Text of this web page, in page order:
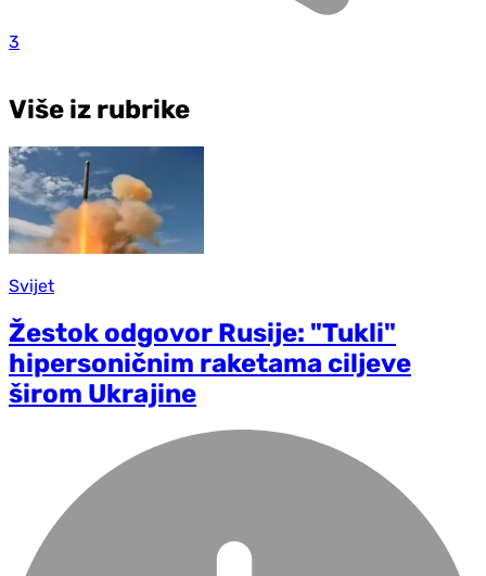
3
Više iz rubrike
Svijet
Žestok odgovor Rusije: "Tukli"
hipersoničnim raketama ciljeve
širom Ukrajine